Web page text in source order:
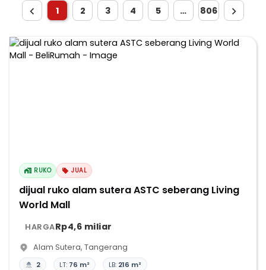
1 2 3 4 5 … 806
RUKO JUAL
dijual ruko alam sutera ASTC seberang Living
World Mall
HARGARp4,6 miliar
Alam Sutera, Tangerang
2 LT: 76 m² LB: 216 m²